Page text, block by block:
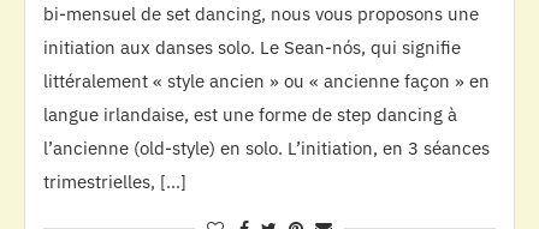
bi-mensuel de set dancing, nous vous proposons une
initiation aux danses solo. Le Sean-nós, qui signifie
littéralement « style ancien » ou « ancienne façon » en
langue irlandaise, est une forme de step dancing à
l’ancienne (old-style) en solo. L’initiation, en 3 séances
trimestrielles, […]